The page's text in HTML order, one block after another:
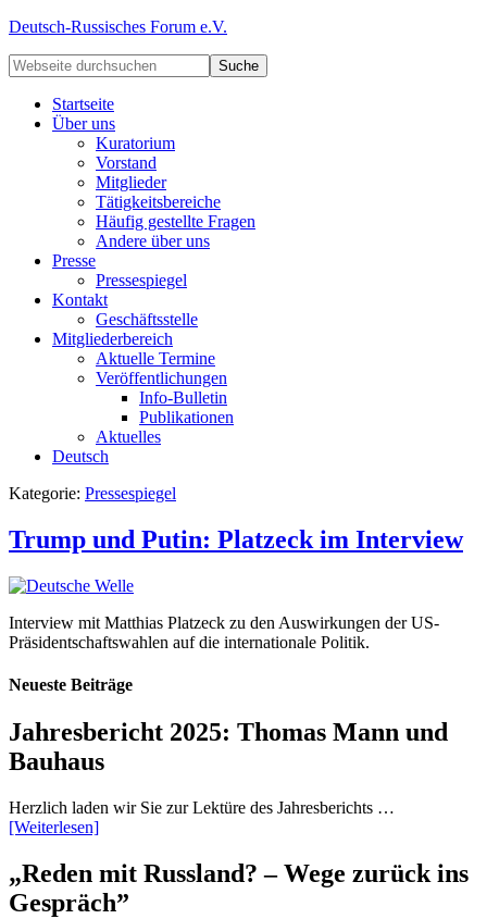
Deutsch-Russisches Forum e.V.
Startseite
Über uns
Kuratorium
Vorstand
Mitglieder
Tätigkeitsbereiche
Häufig gestellte Fragen
Andere über uns
Presse
Pressespiegel
Kontakt
Geschäftsstelle
Mitgliederbereich
Aktuelle Termine
Veröffentlichungen
Info-Bulletin
Publikationen
Aktuelles
Deutsch
Kategorie: Pressespiegel
Trump und Putin: Platzeck im Interview
Interview mit Matthias Platzeck zu den Auswirkungen der US-
Präsidentschaftswahlen auf die internationale Politik.
Neueste Beiträge
Jahresbericht 2025: Thomas Mann und
Bauhaus
Herzlich laden wir Sie zur Lektüre des Jahresberichts …
[Weiterlesen]
„Reden mit Russland? – Wege zurück ins
Gespräch”